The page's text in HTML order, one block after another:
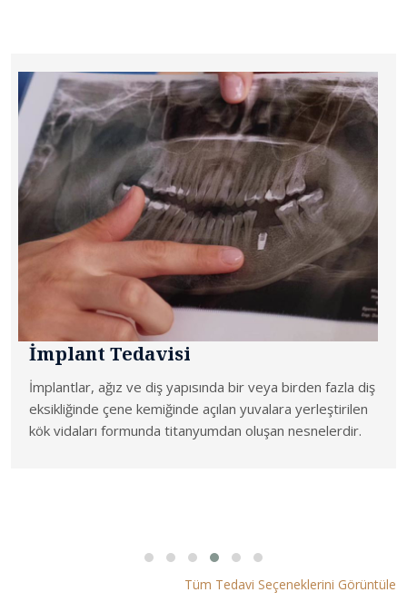
İmplant Tedavisi
İmplantlar, ağız ve diş yapısında bir veya birden fazla diş
eksikliğinde çene kemiğinde açılan yuvalara yerleştirilen
kök vidaları formunda titanyumdan oluşan nesnelerdir.
Tüm Tedavi Seçeneklerini Görüntüle